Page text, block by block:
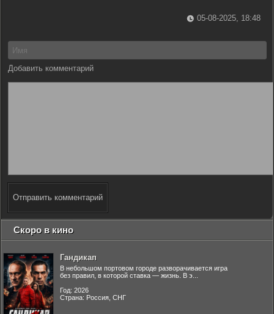
05-08-2025, 18:48
Добавить комментарий
Отправить комментарий
Скоро в кино
Гандикап
В небольшом портовом городе разворачивается игра
без правил, в которой ставка — жизнь. В э...
Год: 2026
Страна: Россия, СНГ